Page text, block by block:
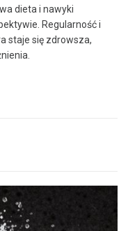
dieta i nawyki
Regularność i
staje się zdrowsza,